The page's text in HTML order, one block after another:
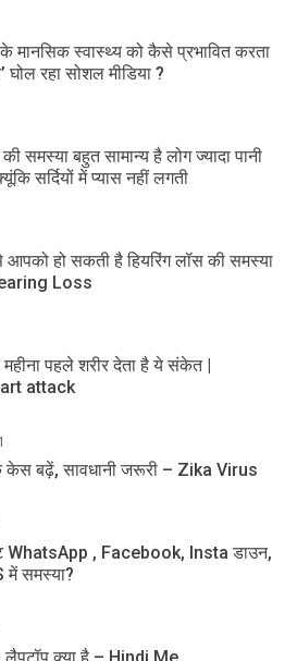
मानसिक स्वास्थ्य को कैसे प्रभावित करता
घोल रहा सोशल मीडिया ?
समस्या बहुत सामान्य है लोग ज्यादा पानी
सर्दियों में प्यास नहीं लगती
आपको हो सकती है हियरिंग लॉस की समस्या
Loss
पहले शरीर देता है ये संकेत |
attack
केस बढ़ें, सावधानी जरूरी – Zika Virus
WhatsApp , Facebook, Insta डाउन,
में समस्या?